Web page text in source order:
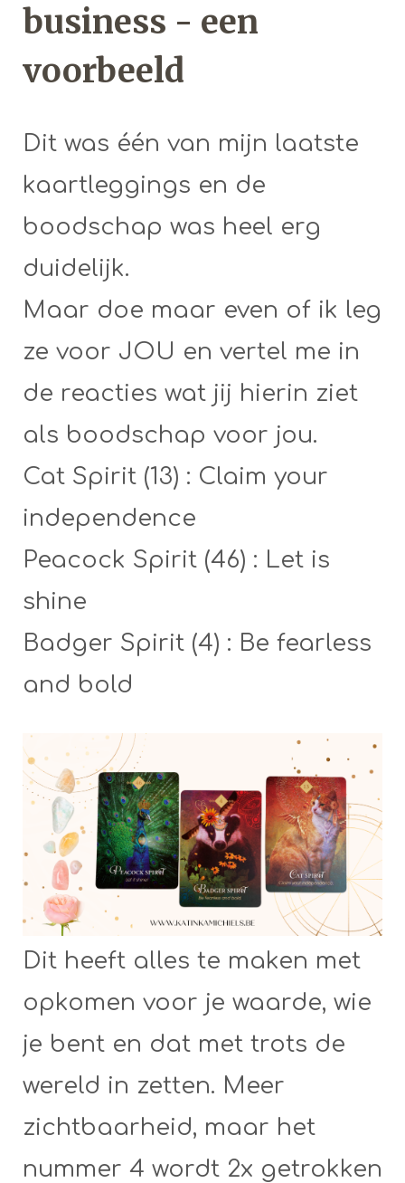
business - een
voorbeeld
Dit was één van mijn laatste
kaartleggings en de
boodschap was heel erg
duidelijk.
Maar doe maar even of ik leg
ze voor JOU en vertel me in
de reacties wat jij hierin ziet
als boodschap voor jou.
Cat Spirit (13) : Claim your
independence
Peacock Spirit (46) : Let is
shine
Badger Spirit (4) : Be fearless
and bold
Dit heeft alles te maken met
opkomen voor je waarde, wie
je bent en dat met trots de
wereld in zetten. Meer
zichtbaarheid, maar het
nummer 4 wordt 2x getrokken